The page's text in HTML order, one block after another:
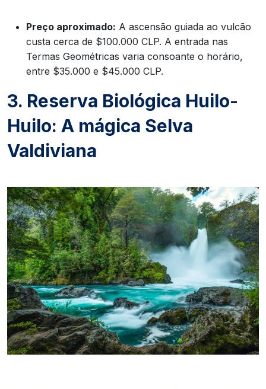
Preço aproximado: A ascensão guiada ao vulcão
custa cerca de $100.000 CLP. A entrada nas
Termas Geométricas varia consoante o horário,
entre $35.000 e $45.000 CLP.
3. Reserva Biológica Huilo-
Huilo: A mágica Selva
Valdiviana